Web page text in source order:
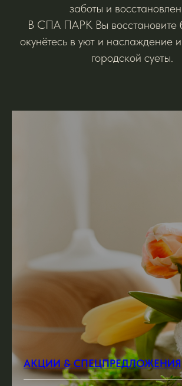
заботы и
В СПА ПАРК Вы восстановите
окунётесь в уют и наслаждение и
городской суеты.
АКЦИИ & СПЕЦПРЕДЛОЖЕНИЯ